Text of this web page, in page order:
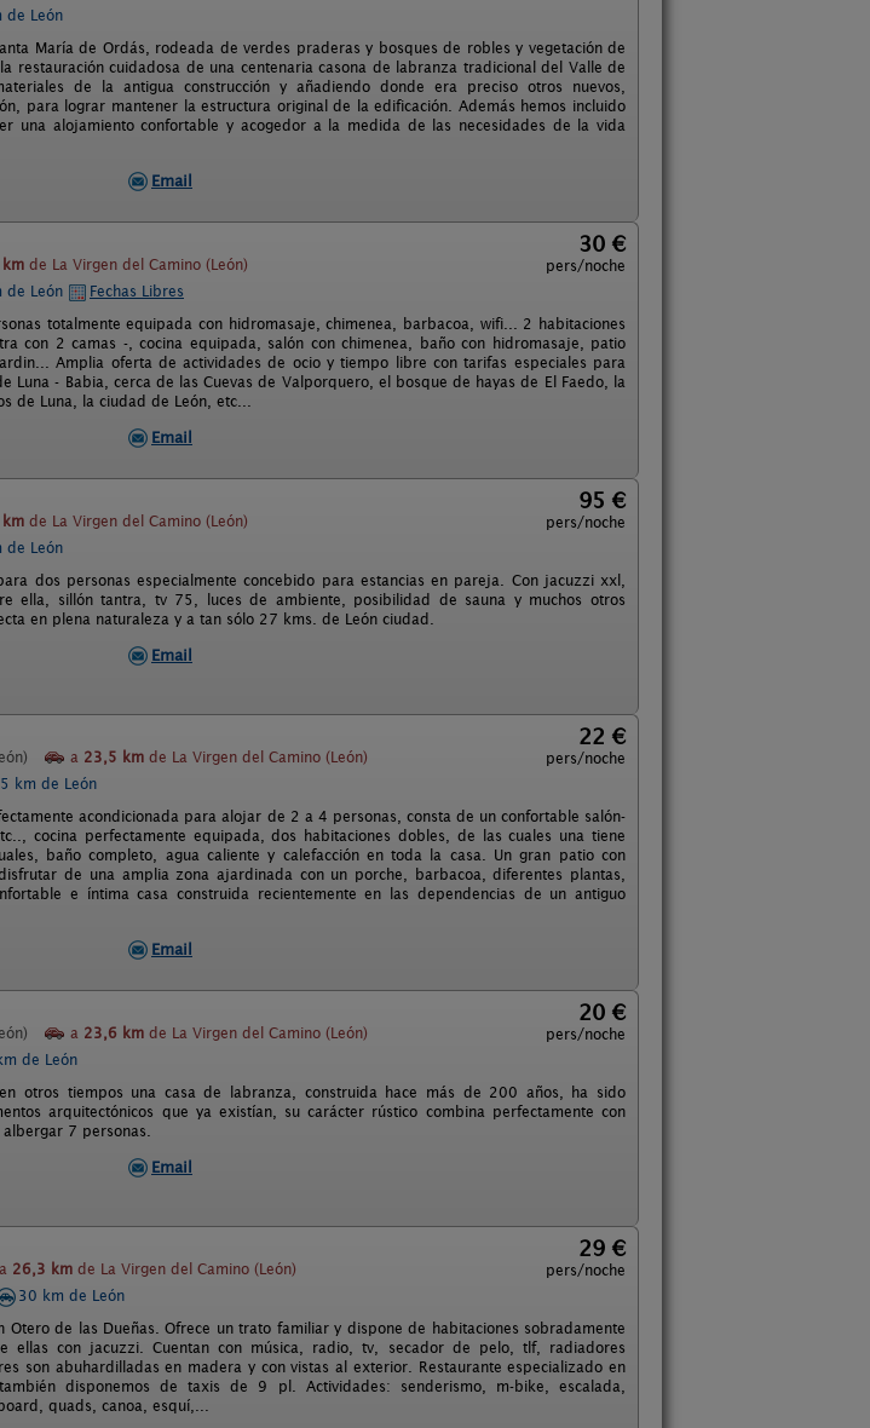
de León
María de Ordás, rodeada de verdes praderas y bosques de robles y vegetación de
restauración cuidadosa de una centenaria casona de labranza tradicional del Valle de
de la antigua construcción y añadiendo donde era preciso otros nuevos,
para lograr mantener la estructura original de la edificación. Además hemos incluido
una alojamiento confortable y acogedor a la medida de las necesidades de la vida
Email
de La Virgen del Camino (León)
30 €
pers/noche
de León
Fechas Libres
totalmente equipada con hidromasaje, chimenea, barbacoa, wifi... 2 habitaciones
con 2 camas -, cocina equipada, salón con chimenea, baño con hidromasaje, patio
Amplia oferta de actividades de ocio y tiempo libre con tarifas especiales para
Luna - Babia, cerca de las Cuevas de Valporquero, el bosque de hayas de El Faedo, la
de Luna, la ciudad de León, etc...
Email
de La Virgen del Camino (León)
95 €
pers/noche
de León
dos personas especialmente concebido para estancias en pareja. Con jacuzzi xxl,
ella, sillón tantra, tv 75, luces de ambiente, posibilidad de sauna y muchos otros
en plena naturaleza y a tan sólo 27 kms. de León ciudad.
Email
a 23,5 km de La Virgen del Camino (León)
22 €
pers/noche
km de León
acondicionada para alojar de 2 a 4 personas, consta de un confortable salón-
cocina perfectamente equipada, dos habitaciones dobles, de las cuales una tiene
baño completo, agua caliente y calefacción en toda la casa. Un gran patio con
de una amplia zona ajardinada con un porche, barbacoa, diferentes plantas,
e íntima casa construida recientemente en las dependencias de un antiguo
Email
a 23,6 km de La Virgen del Camino (León)
20 €
pers/noche
de León
otros tiempos una casa de labranza, construida hace más de 200 años, ha sido
arquitectónicos que ya existían, su carácter rústico combina perfectamente con
7 personas.
Email
a 26,3 km de La Virgen del Camino (León)
29 €
pers/noche
30 km de León
Otero de las Dueñas. Ofrece un trato familiar y dispone de habitaciones sobradamente
ellas con jacuzzi. Cuentan con música, radio, tv, secador de pelo, tlf, radiadores
son abuhardilladas en madera y con vistas al exterior. Restaurante especializado en
disponemos de taxis de 9 pl. Actividades: senderismo, m-bike, escalada,
quads, canoa, esquí,...